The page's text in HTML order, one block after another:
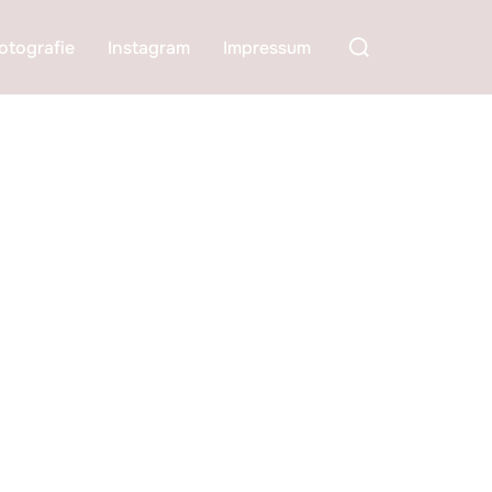
Instagram Impressum
Suchen